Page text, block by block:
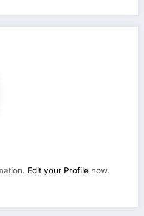
Edit your Profile now.